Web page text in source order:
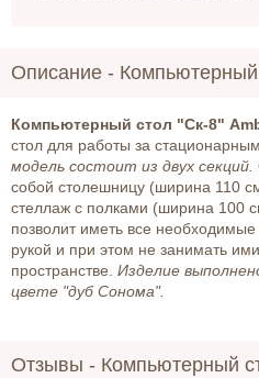
Описание -
Компьютерный стол "Ск-8"
стол для работы за
модель состоит из двух секций.
собой столешницу (ширина 110
стеллаж с полками (ширина 100
позволит иметь все
рукой и при этом не занимать
пространстве. Изделие
цвете "дуб Сонома".
Отзывы - Компьютерный